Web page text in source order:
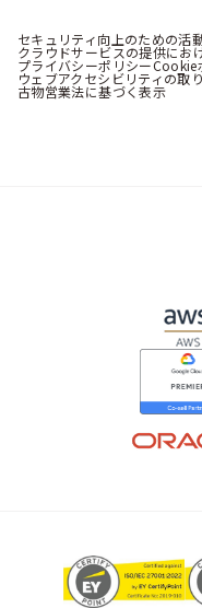
セキュリティ向上のための活
クラウドサービスの提供にお
プライバシーポリシーCookie
ウェブアクセシビリティの取
古物営業法に基づく表示